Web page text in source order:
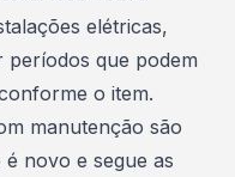
elétricas,
períodos que podem
o item.
manutenção são
novo e segue as